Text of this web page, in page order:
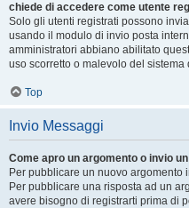
chiede di accedere come utente
Solo gli utenti registrati possono
usando il modulo di invio posta
amministratori abbiano abilitato
uso scorretto o malevolo del
Top
Invio Messaggi
Come apro un argomento o invio
Per pubblicare un nuovo argomento
Per pubblicare una risposta ad un
avere bisogno di registrarti prima di